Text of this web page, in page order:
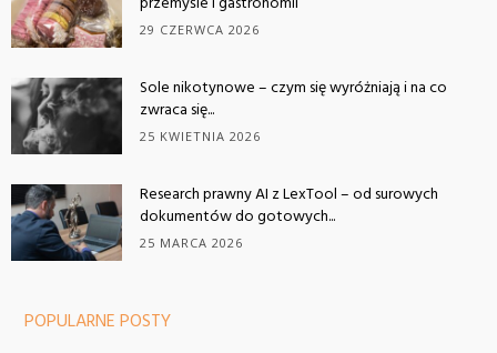
29 CZERWCA 2026
Sole nikotynowe – czym się wyróżniają i na co
zwraca się...
25 KWIETNIA 2026
Research prawny AI z LexTool – od surowych
dokumentów do gotowych...
25 MARCA 2026
POPULARNE POSTY